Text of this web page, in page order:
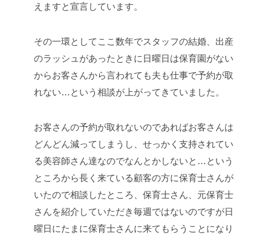
えますと宣言しています。
その一環としてここ数年でスタッフの結婚、出産
のラッシュがあったときに日曜日は保育園がない
からお客さんから言われても夫も仕事で予約が取
れない…という相談が上がってきていました。
お客さんの予約が取れないのであればお客さんは
どんどん減ってしまうし、せっかく支持されてい
る美容師さん達なのでなんとかしないと…という
ところから長く来ている顧客の方に保育士さんが
いたので相談したところ、保育士さん、元保育士
さんを紹介していただき毎週ではないのですが日
曜日にたまに保育士さんに来てもらうことになり